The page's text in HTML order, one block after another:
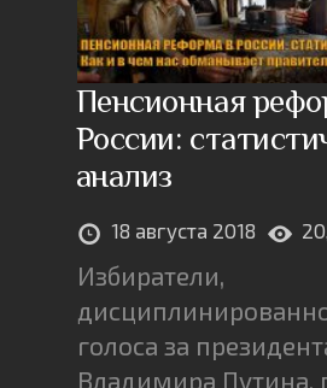
Пенсионная
России:
анализ
18 августа 2018
Избиратели,
голоса за
Владимира Путина,